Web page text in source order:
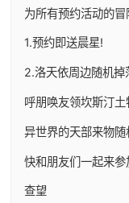
为所有预约活动的
1.预约即送晨星!
2.洛天依周边随机掉
呼朋唤友领坎斯汀土
异世界的天部来物随
快和朋友们一起来
查望